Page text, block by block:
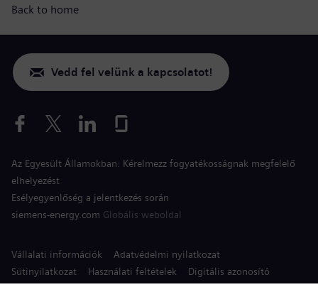
Back to home
Vedd fel velünk a kapcsolatot!
Az Egyesült Államokban: Kérelmezz fogyatékosságnak megfelelő
elhelyezést
Esélyegyenlőség a jelentkezés során
siemens-energy.com Globális weboldal
Vállalati információk
Adatvédelmi nyilatkozat
Sütinyilatkozat
Használati feltételek Digitális azonosító